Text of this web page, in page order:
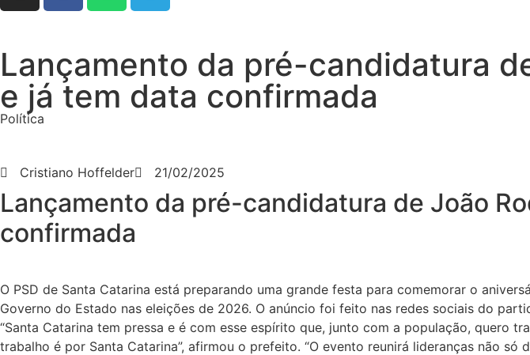
Lançamento da pré-candidatura
e já tem data confirmada
Política
Cristiano Hoffelder 21/02/2025
Lançamento da pré-candidatura de João
confirmada
O PSD de Santa Catarina está preparando uma grande festa para comemorar o
Governo do Estado nas eleições de 2026. O anúncio foi feito nas redes sociais do
“Santa Catarina tem pressa e é com esse espírito que, junto com a população, quero
trabalho é por Santa Catarina”, afirmou o prefeito. “O evento reunirá lideranças não só